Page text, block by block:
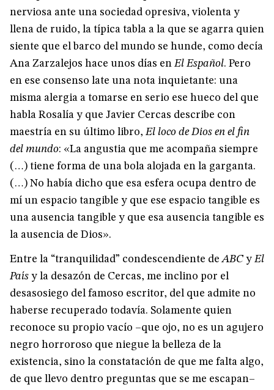
nerviosa ante una sociedad opresiva, violenta y
llena de ruido, la típica tabla a la que se agarra quien
siente que el barco del mundo se hunde, como decía
Ana Zarzalejos hace unos días enEl Español. Pero
en ese consenso late una nota inquietante: una
misma alergia a tomarse en serio ese hueco del que
habla Rosalía y que Javier Cercas describe con
maestría en su último libro,El loco de Dios en el fin
del mundo: «La angustia que me acompaña siempre
(…) tiene forma de una bola alojada en la garganta.
(…) No había dicho que esa esfera ocupa dentro de
mí un espacio tangible y que ese espacio tangible es
una ausencia tangible y que esa ausencia tangible es
la ausencia de Dios».
Entre la “tranquilidad” condescendiente deABC yEl
País y la desazón de Cercas, me inclino por el
desasosiego del famoso escritor, del que admite no
haberse recuperado todavía. Solamente quien
reconoce su propio vacío –que ojo, no es un agujero
negro horroroso que niegue la belleza de la
existencia, sino la constatación de que me falta algo,
de que llevo dentro preguntas que se me escapan–